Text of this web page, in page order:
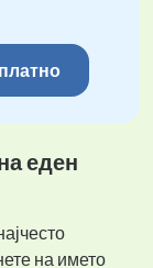
еден
на името